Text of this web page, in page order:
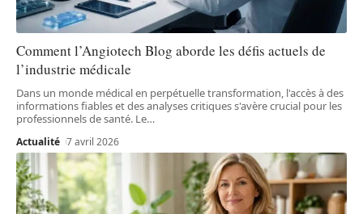
Comment l’Angiotech Blog aborde les défis actuels de
l’industrie médicale
Dans un monde médical en perpétuelle transformation, l'accès à des
informations fiables et des analyses critiques s'avère crucial pour les
professionnels de santé. Le…
Actualité 7 avril 2026